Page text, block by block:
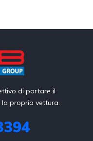
di portare il
propria vettura.